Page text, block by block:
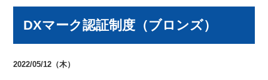
DXマーク認証制度（ブロンズ）
2022/05/12（木）